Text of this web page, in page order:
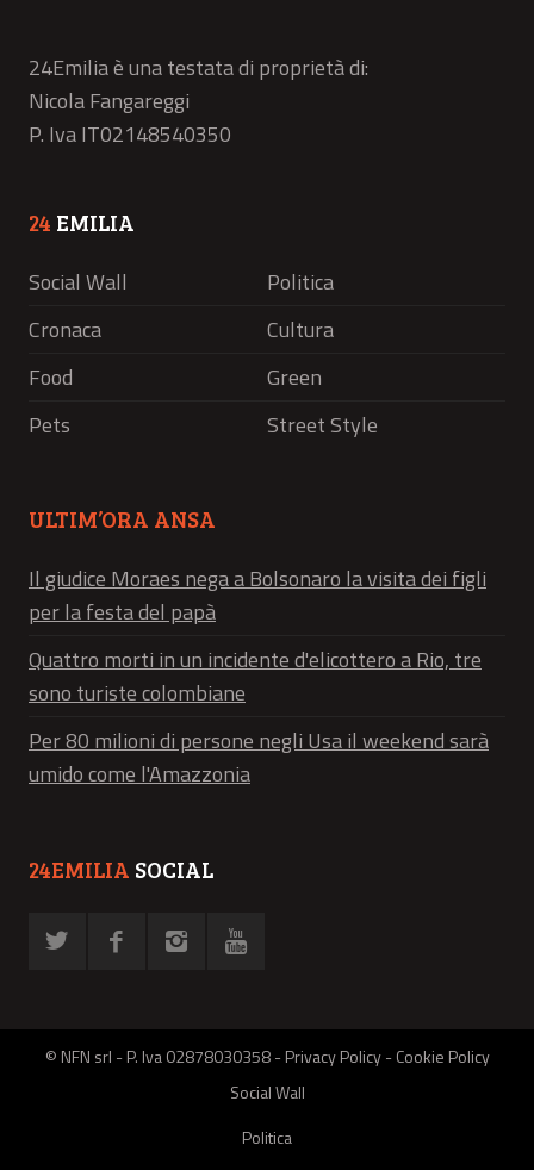
24Emilia è una testata di proprietà di:
Nicola Fangareggi
P. Iva IT02148540350
24 EMILIA
Social Wall
Politica
Cronaca
Cultura
Food
Green
Pets
Street Style
ULTIM’ORA ANSA
Il giudice Moraes nega a Bolsonaro la visita dei figli
per la festa del papà
Quattro morti in un incidente d'elicottero a Rio, tre
sono turiste colombiane
Per 80 milioni di persone negli Usa il weekend sarà
umido come l'Amazzonia
24EMILIA SOCIAL
© NFN srl - P. Iva 02878030358 -Privacy Policy-Cookie Policy
Social Wall
Politica